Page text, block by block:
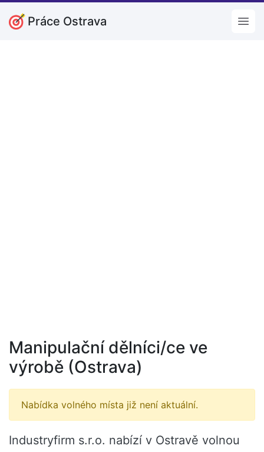
Práce Ostrava
Manipulační dělníci/ce ve
výrobě (Ostrava)
Nabídka volného místa již není aktuální.
Industryfirm s.r.o. nabízí v Ostravě volnou